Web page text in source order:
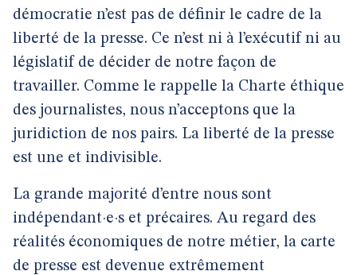
démocratie n’est pas de définir le cadre de la
liberté de la presse. Ce n’est ni à l’exécutif ni au
législatif de décider de notre façon de
travailler. Comme le rappelle la Charte éthique
des journalistes, nous n’acceptons que la
juridiction de nos pairs. La liberté de la presse
est une et indivisible.
La grande majorité d’entre nous sont
indépendant·e·s et précaires. Au regard des
réalités économiques de notre métier, la carte
de presse est devenue extrêmement